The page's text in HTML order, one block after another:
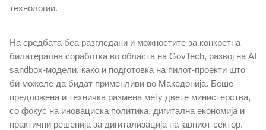
Национален портал за е-услуги
Национална платформа за интероперабилоност
Централен регистар на население
технологии.
На средбата беа разгледани и можностите за конкретна
билатерална соработка во областа на GovTech, развој на AI
sandbox-модели, како и подготовка на пилот-проекти што
би можеле да бидат применливи во Македонија. Беше
предложена и техничка размена меѓу двете министерства,
со фокус на иновациска политика, дигитална економија и
практични решенија за дигитализација на јавниот сектор.